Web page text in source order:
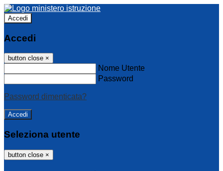
Accedi
Accedi
button close ×
Nome Utente
Password
Password dimenticata?
Seleziona utente
button close ×